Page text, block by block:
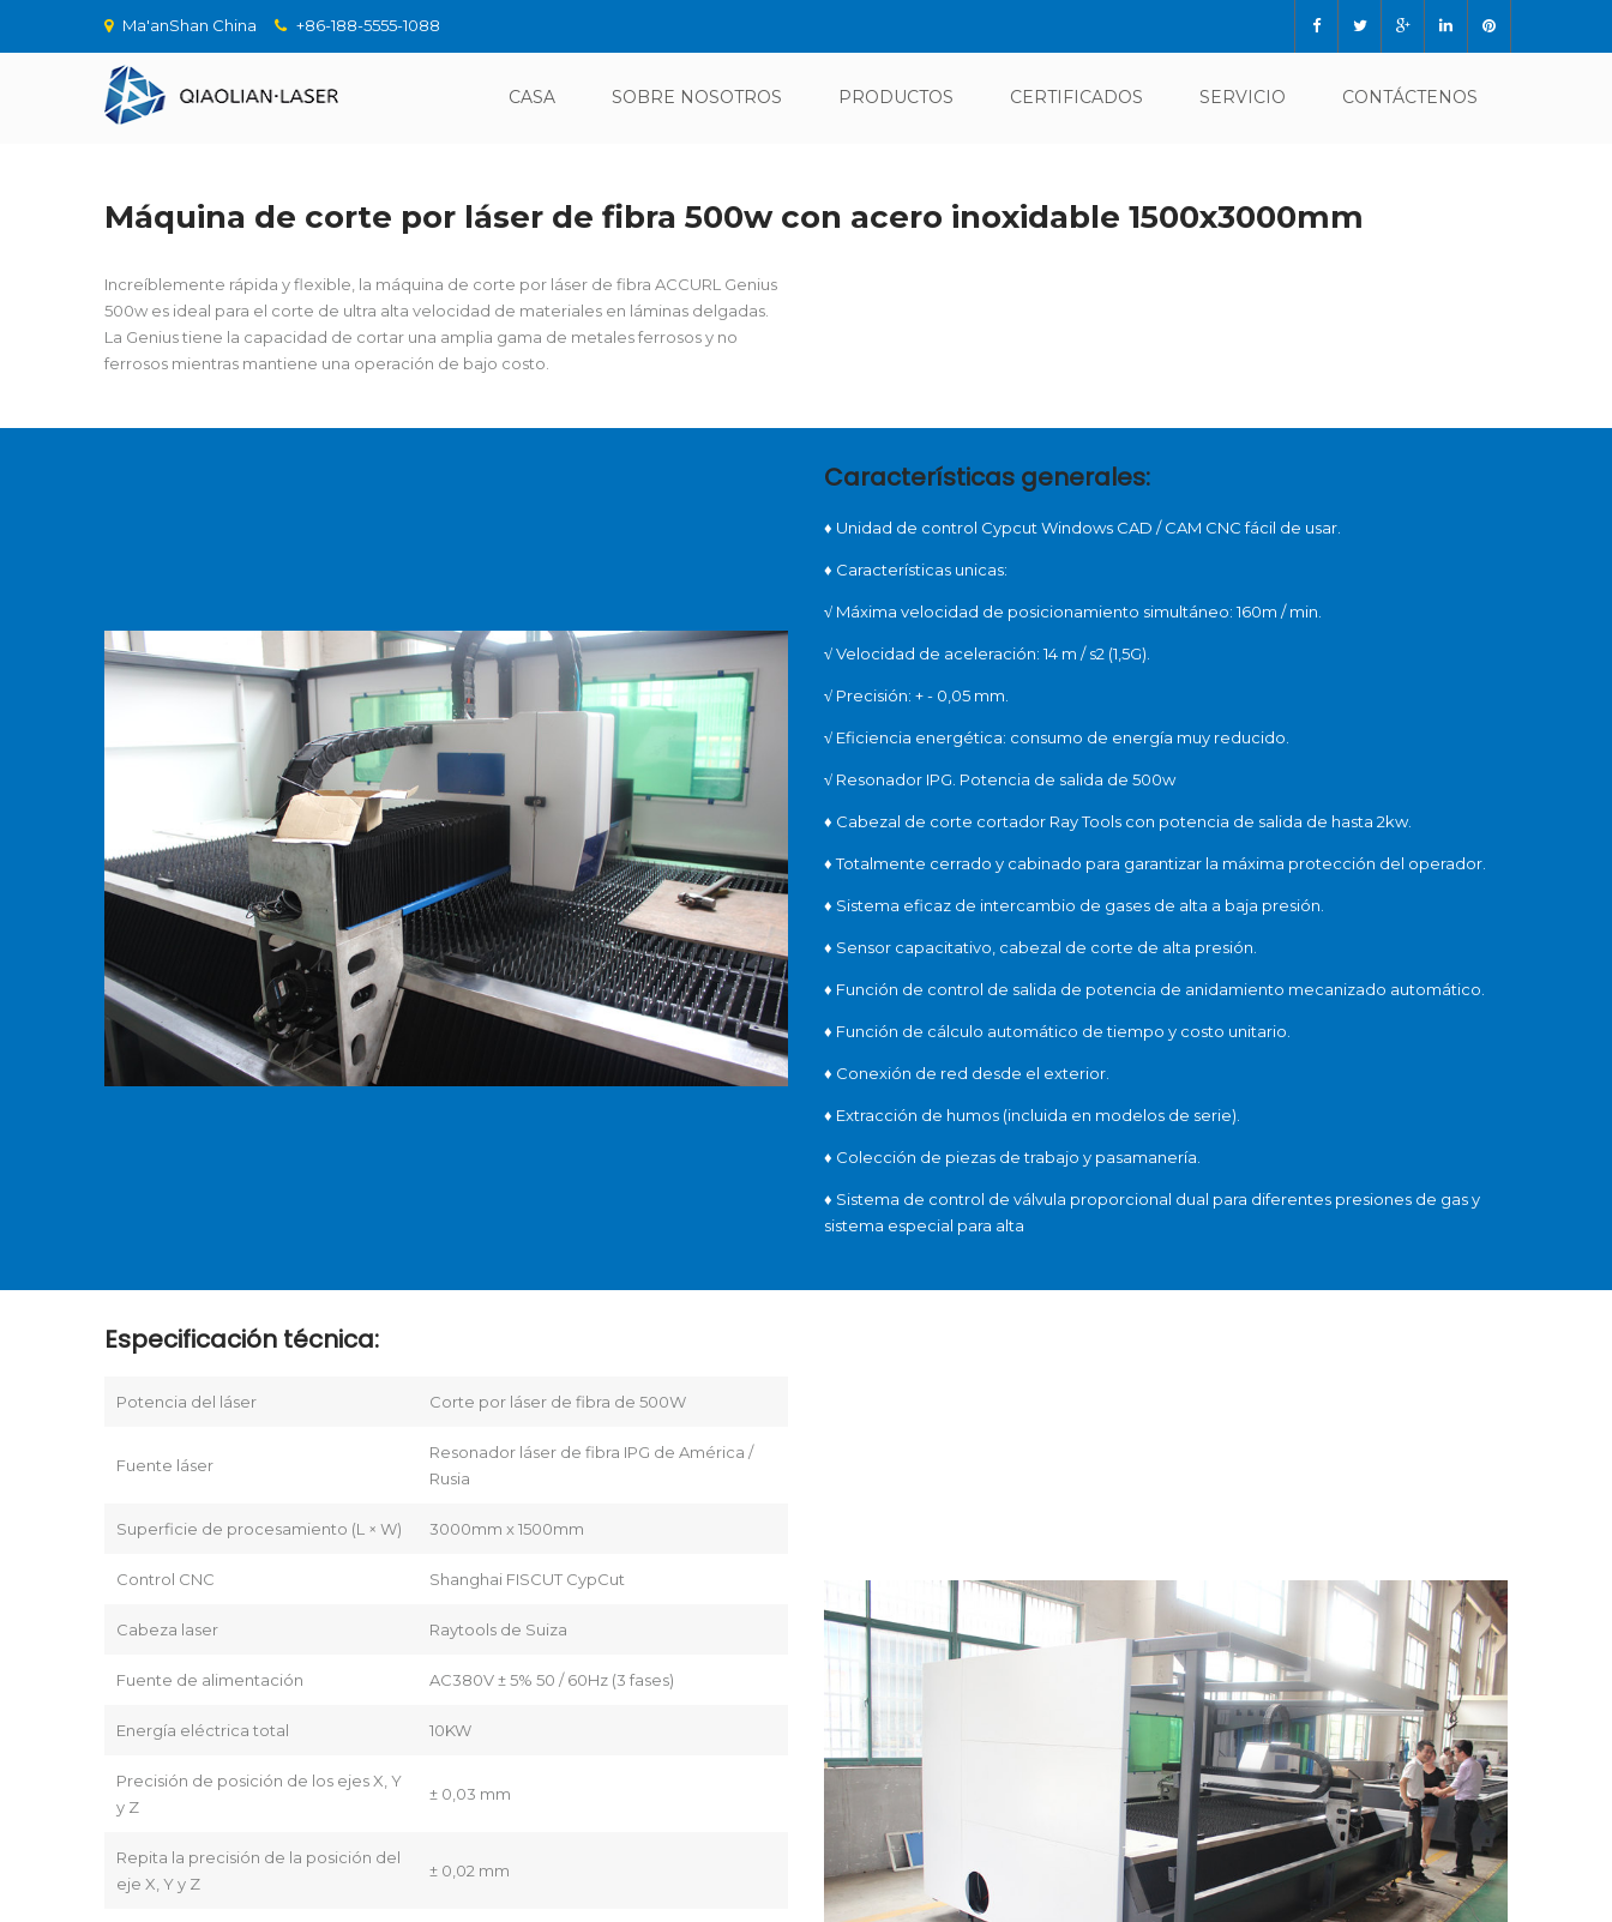
Ma'anShan China +86-188-5555-1088
CASA SOBRE NOSOTROS PRODUCTOS CERTIFICADOS SERVICIO CONTÁCTENOS
Máquina de corte por láser de fibra 500w con acero inoxidable 1500x3000mm
Increíblemente rápida y flexible, la máquina de corte por láser de fibra ACCURL Genius
500w es ideal para el corte de ultra alta velocidad de materiales en láminas delgadas.
La Genius tiene la capacidad de cortar una amplia gama de metales ferrosos y no
ferrosos mientras mantiene una operación de bajo costo.
Características generales:
♦ Unidad de control Cypcut Windows CAD / CAM CNC fácil de usar.
♦ Características unicas:
√ Máxima velocidad de posicionamiento simultáneo: 160m / min.
√Velocidad de aceleración: 14 m / s2 (1,5G).
√ Precisión: + - 0,05 mm.
√ Eficiencia energética: consumo de energía muy reducido.
√ Resonador IPG. Potencia de salida de 500w
♦ Cabezal de corte cortador Ray Tools con potencia de salida de hasta 2kw.
♦Totalmente cerrado y cabinado para garantizar la máxima protección del operador.
♦ Sistema eficaz de intercambio de gases de alta a baja presión.
♦ Sensor capacitativo, cabezal de corte de alta presión.
♦ Función de control de salida de potencia de anidamiento mecanizado automático.
♦ Función de cálculo automático de tiempo y costo unitario.
♦ Conexión de red desde el exterior.
♦ Extracción de humos (incluida en modelos de serie).
♦ Colección de piezas de trabajo y pasamanería.
♦ Sistema de control de válvula proporcional dual para diferentes presiones de gas y
sistema especial para alta
Especificación técnica:
Potencia del láser Corte por láser de fibra de 500W
Fuente láser
Resonador láser de fibra IPG de América /
Rusia
Superficie de procesamiento (L × W) 3000mm x 1500mm
Control CNC Shanghai FISCUT CypCut
Cabeza laser Raytools de Suiza
Fuente de alimentación AC380V ± 5% 50 / 60Hz (3 fases)
Energía eléctrica total 10KW
Precisión de posición de los ejes X, Y
y Z
± 0,03 mm
Repita la precisión de la posición del
eje X, Y y Z
± 0,02 mm